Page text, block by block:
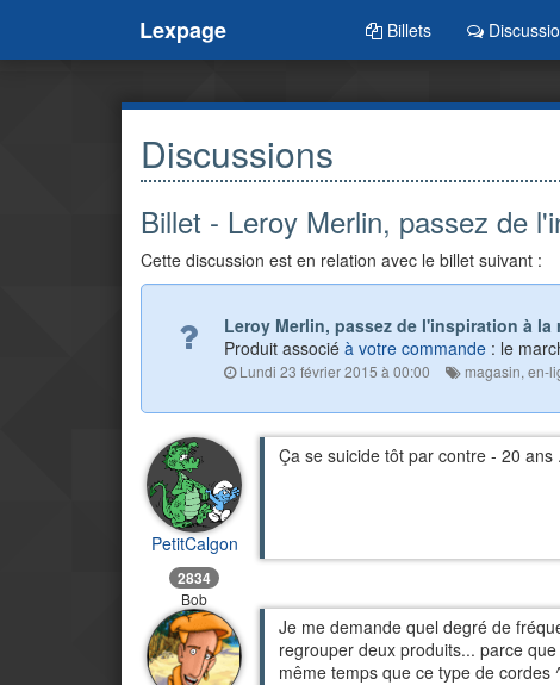
Lexpage Billets
Discussions
Billet - Leroy Merlin, passez de
Cette discussion est en relation avec le billet suivant :
Leroy Merlin, passez de l'inspiration à la
Produit associé à votre commande : le
Lundi 23 février 2015 à 00:00 magasin, en-
PetitCalgon
2834
Bob
Ça se suicide tôt par contre - 20 ans
Je me demande quel degré de
regrouper deux produits... parce
même temps que ce type de cordes